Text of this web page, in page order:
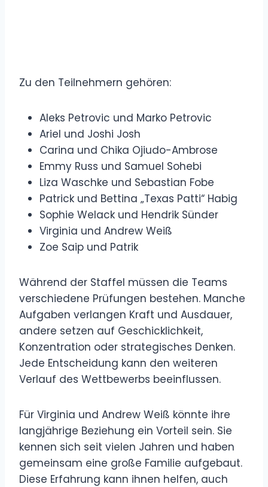
Zu den Teilnehmern gehören:
Aleks Petrovic und Marko Petrovic
Ariel und Joshi Josh
Carina und Chika Ojiudo-Ambrose
Emmy Russ und Samuel Sohebi
Liza Waschke und Sebastian Fobe
Patrick und Bettina „Texas Patti“ Habig
Sophie Welack und Hendrik Sünder
Virginia und Andrew Weiß
Zoe Saip und Patrik
Während der Staffel müssen die Teams
verschiedene Prüfungen bestehen. Manche
Aufgaben verlangen Kraft und Ausdauer,
andere setzen auf Geschicklichkeit,
Konzentration oder strategisches Denken.
Jede Entscheidung kann den weiteren
Verlauf des Wettbewerbs beeinflussen.
Für Virginia und Andrew Weiß könnte ihre
langjährige Beziehung ein Vorteil sein. Sie
kennen sich seit vielen Jahren und haben
gemeinsam eine große Familie aufgebaut.
Diese Erfahrung kann ihnen helfen, auch